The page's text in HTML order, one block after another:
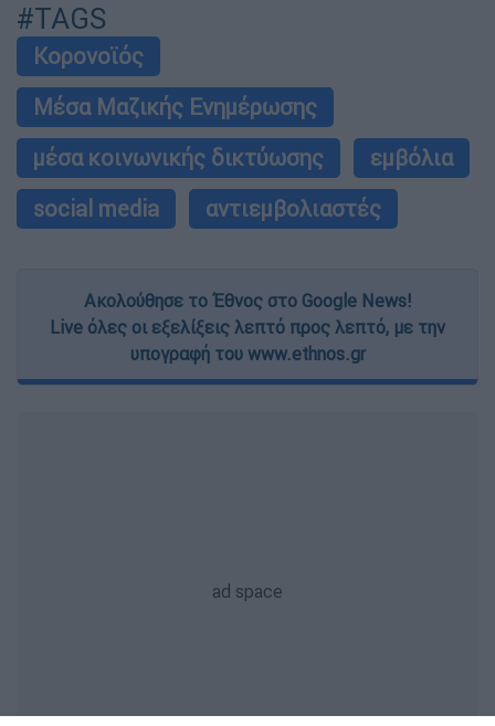
#TAGS
Κορονοϊός
Μέσα Μαζικής Ενημέρωσης
μέσα κοινωνικής δικτύωσης
εμβόλια
social media
αντιεμβολιαστές
Ακολούθησε το Έθνος στο Google News!
Live όλες οι εξελίξεις λεπτό προς λεπτό, με την
υπογραφή του www.ethnos.gr